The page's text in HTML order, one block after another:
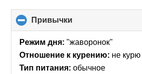
Привычки
to
collapse
Режим дня: "жаворонок"
Отношение к курению: не курю
Тип питания: обычное